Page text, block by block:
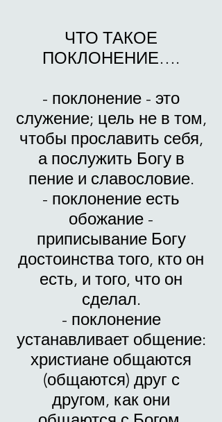
ЧТО ТАКОЕ
ПОКЛОНЕНИЕ….
- поклонение - это
служение; цель не в том,
чтобы прославить себя,
а послужить Богу в
пение и славословие.
- поклонение есть
обожание -
приписывание Богу
достоинства того, кто он
есть, и того, что он
сделал.
- поклонение
устанавливает общение:
христиане общаются
(общаются) друг с
другом, как они